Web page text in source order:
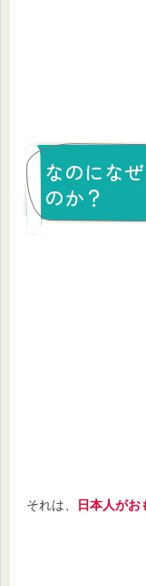
なのにな
のか？
それは、 日本人がお